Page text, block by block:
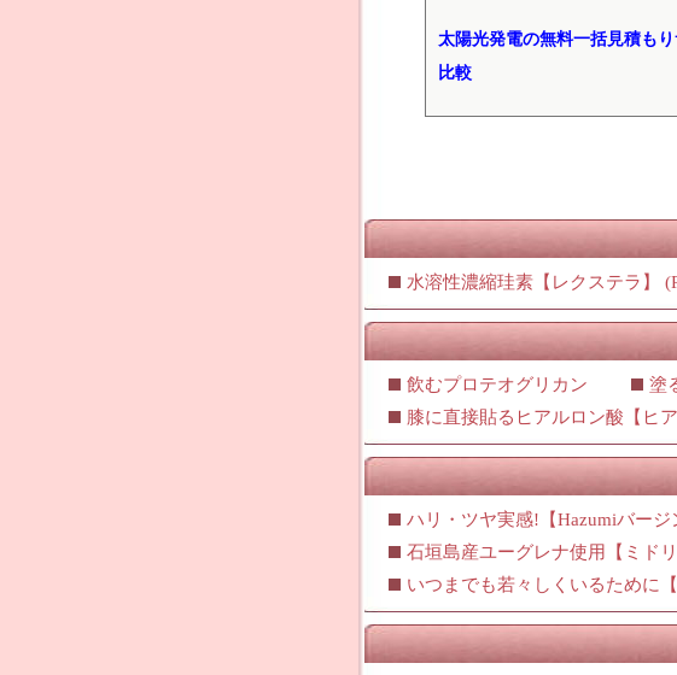
太陽光発電の無料一括見積もり
比較
水溶性濃縮珪素【レクステラ】
飲むプロテオグリカン
塗
膝に直接貼るヒアルロン酸【ヒア
ハリ・ツヤ実感!【Hazumiバージ
石垣島産ユーグレナ使用【ミド
いつまでも若々しくいるために【